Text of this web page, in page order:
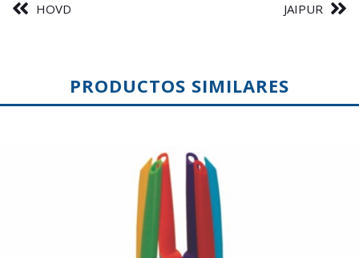
HOVD JAIPUR
PRODUCTOS SIMILARES